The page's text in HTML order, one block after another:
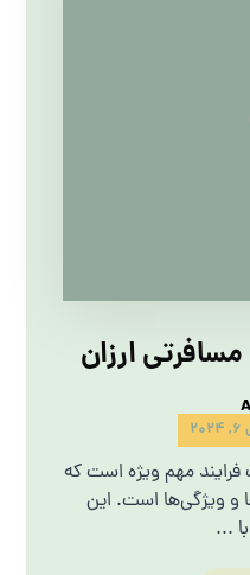
ارزان
مهم ویژه است که
و ویژگی‌ها است. این
...